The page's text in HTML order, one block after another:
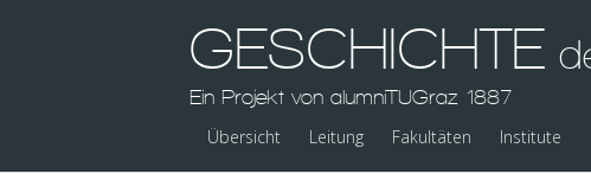
GESCHICHTE
Ein Projekt von alumniTUGraz 1887
Übersicht Leitung Fakultäten Institute